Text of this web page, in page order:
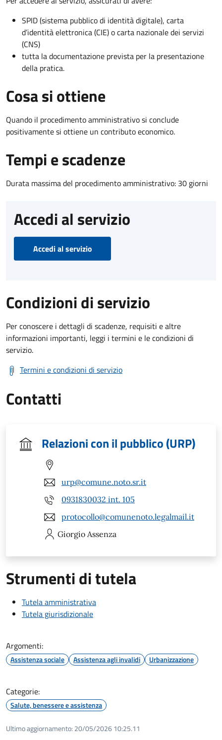
SPID (sistema pubblico di identità digitale), carta
d’identità elettronica (CIE) o carta nazionale dei servizi
(CNS)
tutta la documentazione prevista per la presentazione
della pratica.
Cosa si ottiene
Quando il procedimento amministrativo si conclude
positivamente si ottiene un contributo economico.
Tempi e scadenze
Durata massima del procedimento amministrativo: 30 giorni
Accedi al servizio
Accedi al servizio
Condizioni di servizio
Per conoscere i dettagli di scadenze, requisiti e altre
informazioni importanti, leggi i termini e le condizioni di
servizio.
Termini e condizioni di servizio
Contatti
Relazioni con il pubblico (URP)
urp@comune.noto.sr.it
0931830032 int. 105
protocollo@comunenoto.legalmail.it
Giorgio Assenza
Strumenti di tutela
Tutela amministrativa
Tutela giurisdizionale
Argomenti:
Assistenza sociale Assistenza agli invalidi Urbanizzazione
Categorie:
Salute, benessere e assistenza
Ultimo aggiornamento: 20/05/2026 10:25.11